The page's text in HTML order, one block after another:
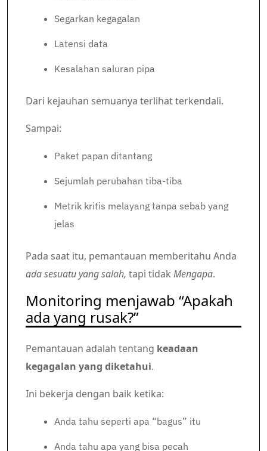
Segarkan kegagalan
Latensi data
Kesalahan saluran pipa
Dari kejauhan semuanya terlihat terkendali.
Sampai:
Paket papan ditantang
Sejumlah perubahan tiba-tiba
Metrik kritis melayang tanpa sebab yang
jelas
Pada saat itu, pemantauan memberitahu Anda
ada sesuatu yang salah, tapi tidak Mengapa.
Monitoring menjawab “Apakah
ada yang rusak?”
Pemantauan adalah tentang keadaan
kegagalan yang diketahui.
Ini bekerja dengan baik ketika:
Anda tahu seperti apa “bagus” itu
Anda tahu apa yang bisa pecah